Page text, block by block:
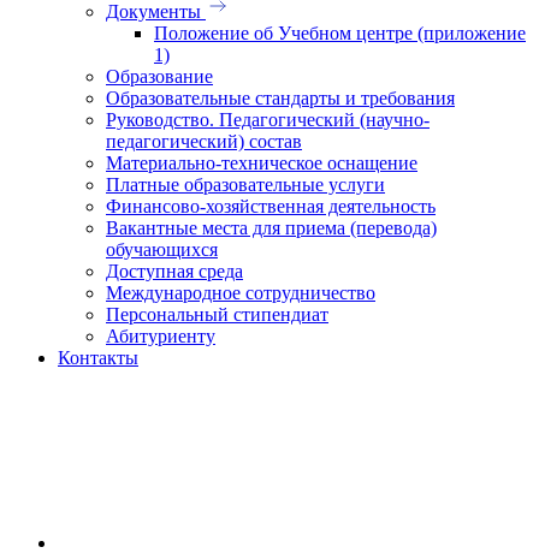
Документы
Положение об Учебном центре (приложение
1)
Образование
Образовательные стандарты и требования
Руководство. Педагогический (научно-
педагогический) состав
Материально-техническое оснащение
Платные образовательные услуги
Финансово-хозяйственная деятельность
Вакантные места для приема (перевода)
обучающихся
Доступная среда
Международное сотрудничество
Персональный стипендиат
Абитуриенту
Контакты